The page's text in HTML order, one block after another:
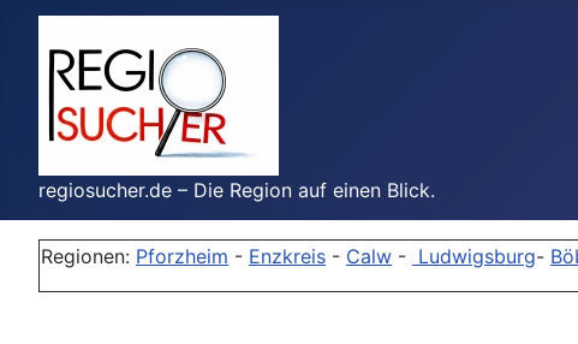
regiosucher.de – Die Region auf einen Blick.
Regionen: Pforzheim - Enzkreis - Calw - Ludwigsburg-